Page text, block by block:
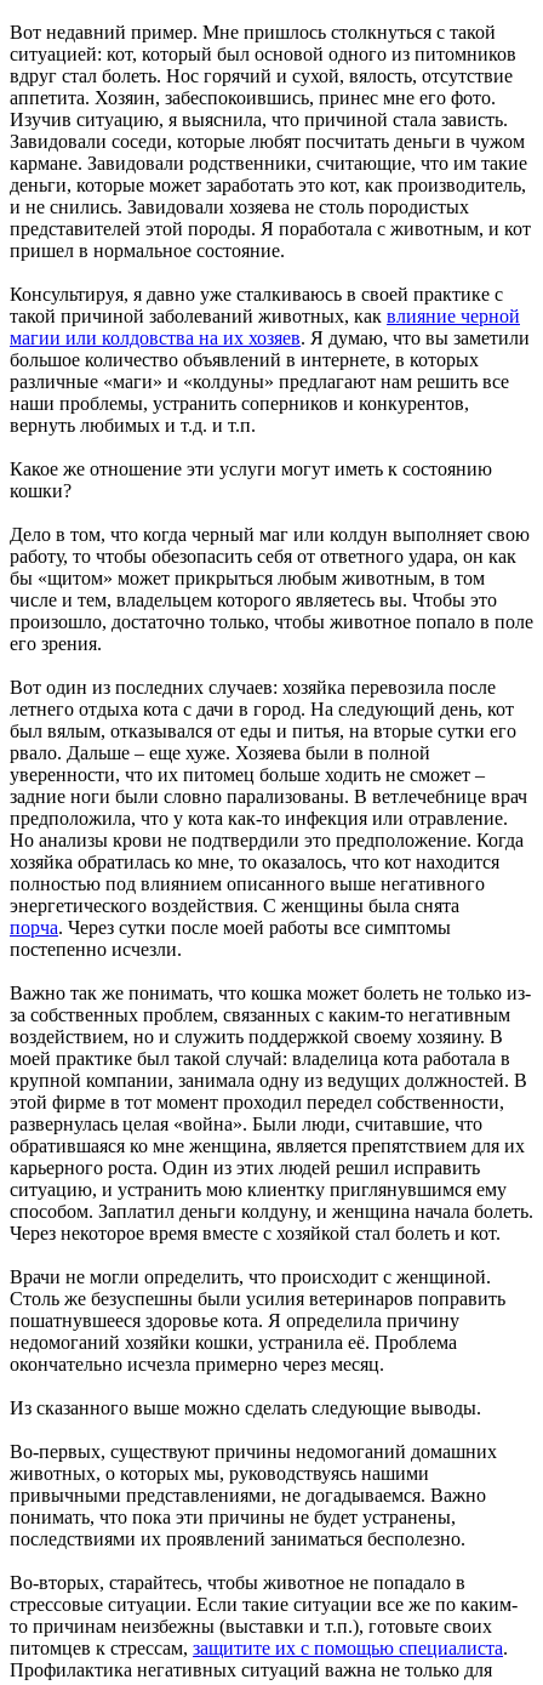
Вот недавний пример. Мне пришлось столкнуться с такой
ситуацией: кот, который был основой одного из питомников
вдруг стал болеть. Нос горячий и сухой, вялость, отсутствие
аппетита. Хозяин, забеспокоившись, принес мне его фото.
Изучив ситуацию, я выяснила, что причиной стала зависть.
Завидовали соседи, которые любят посчитать деньги в чужом
кармане. Завидовали родственники, считающие, что им такие
деньги, которые может заработать это кот, как производитель,
и не снились. Завидовали хозяева не столь породистых
представителей этой породы. Я поработала с животным, и кот
пришел в нормальное состояние.
Консультируя, я давно уже сталкиваюсь в своей практике с
такой причиной заболеваний животных, как влияние черной
магии или колдовства на их хозяев. Я думаю, что вы заметили
большое количество объявлений в интернете, в которых
различные «маги» и «колдуны» предлагают нам решить все
наши проблемы, устранить соперников и конкурентов,
вернуть любимых и т.д. и т.п.
Какое же отношение эти услуги могут иметь к состоянию
кошки?
Дело в том, что когда черный маг или колдун выполняет свою
работу, то чтобы обезопасить себя от ответного удара, он как
бы «щитом» может прикрыться любым животным, в том
числе и тем, владельцем которого являетесь вы. Чтобы это
произошло, достаточно только, чтобы животное попало в поле
его зрения.
Вот один из последних случаев: хозяйка перевозила после
летнего отдыха кота с дачи в город. На следующий день, кот
был вялым, отказывался от еды и питья, на вторые сутки его
рвало. Дальше – еще хуже. Хозяева были в полной
уверенности, что их питомец больше ходить не сможет –
задние ноги были словно парализованы. В ветлечебнице врач
предположила, что у кота как-то инфекция или отравление.
Но анализы крови не подтвердили это предположение. Когда
хозяйка обратилась ко мне, то оказалось, что кот находится
полностью под влиянием описанного выше негативного
энергетического воздействия. С женщины была снята
порча. Через сутки после моей работы все симптомы
постепенно исчезли.
Важно так же понимать, что кошка может болеть не только из-
за собственных проблем, связанных с каким-то негативным
воздействием, но и служить поддержкой своему хозяину. В
моей практике был такой случай: владелица кота работала в
крупной компании, занимала одну из ведущих должностей. В
этой фирме в тот момент проходил передел собственности,
развернулась целая «война». Были люди, считавшие, что
обратившаяся ко мне женщина, является препятствием для их
карьерного роста. Один из этих людей решил исправить
ситуацию, и устранить мою клиентку приглянувшимся ему
способом. Заплатил деньги колдуну, и женщина начала болеть.
Через некоторое время вместе с хозяйкой стал болеть и кот.
Врачи не могли определить, что происходит с женщиной.
Столь же безуспешны были усилия ветеринаров поправить
пошатнувшееся здоровье кота. Я определила причину
недомоганий хозяйки кошки, устранила её. Проблема
окончательно исчезла примерно через месяц.
Из сказанного выше можно сделать следующие выводы.
Во-первых, существуют причины недомоганий домашних
животных, о которых мы, руководствуясь нашими
привычными представлениями, не догадываемся. Важно
понимать, что пока эти причины не будет устранены,
последствиями их проявлений заниматься бесполезно.
Во-вторых, старайтесь, чтобы животное не попадало в
стрессовые ситуации. Если такие ситуации все же по каким-
то причинам неизбежны (выставки и т.п.), готовьте своих
питомцев к стрессам, защитите их с помощью специалиста.
Профилактика негативных ситуаций важна не только для